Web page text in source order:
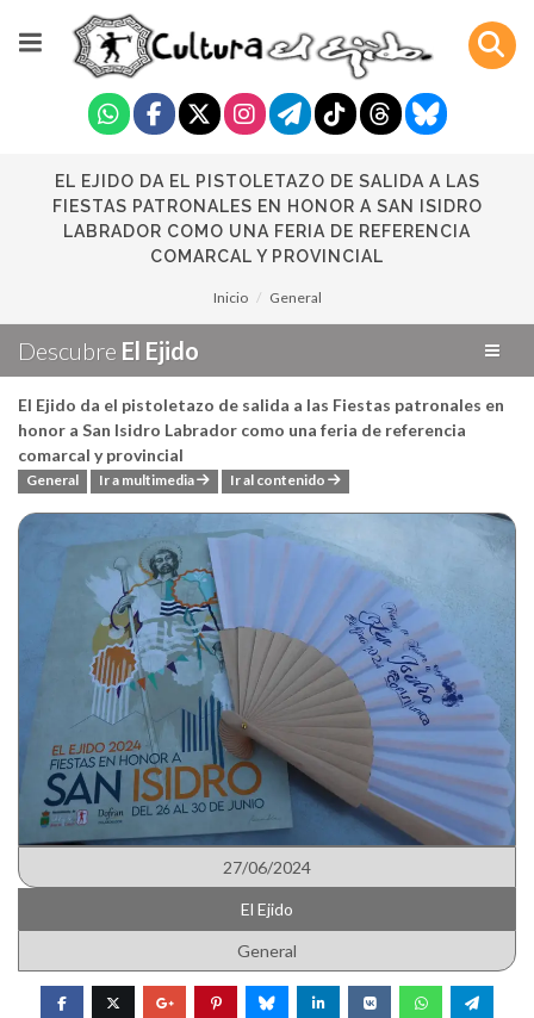
EL EJIDO DA EL PISTOLETAZO DE SALIDA A LAS
FIESTAS PATRONALES EN HONOR A SAN ISIDRO
LABRADOR COMO UNA FERIA DE REFERENCIA
COMARCAL Y PROVINCIAL
Inicio General
Descubre El Ejido
El Ejido da el pistoletazo de salida a las Fiestas patronales en
honor a San Isidro Labrador como una feria de referencia
comarcal y provincial
General Ir a multimedia Ir al contenido
27/06/2024
El Ejido
General